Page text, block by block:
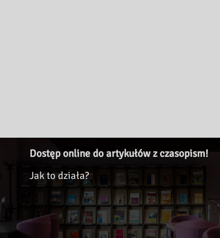
Dostęp online do artykułów z czasopism!
Jak to działa?